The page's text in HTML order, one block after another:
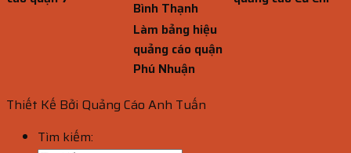
Bình Thạnh
Làm bảng hiệu
quảng cáo quận
Phú Nhuận
Thiết Kế Bởi Quảng Cáo Anh Tuấn
Tìm kiếm: